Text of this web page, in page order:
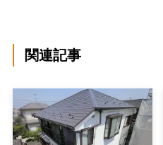
関連記事